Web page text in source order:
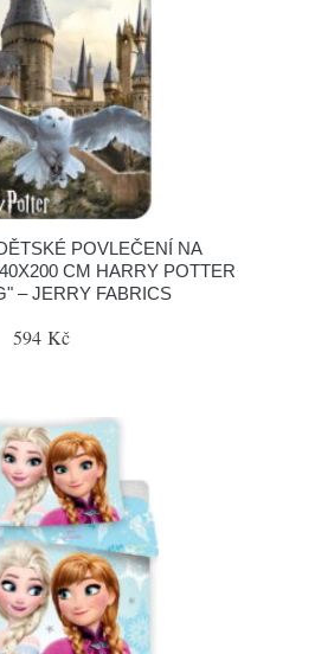
POVLEČENÍ NA
CM HARRY POTTER
– JERRY FABRICS
594 Kč